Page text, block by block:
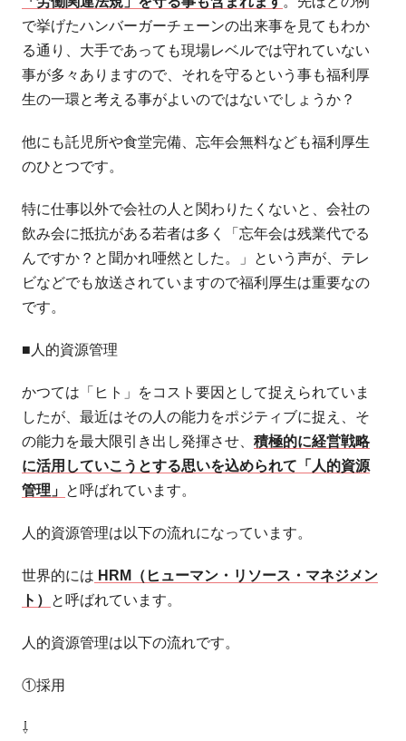
で挙げたハンバーガーチェーンの出来事を見てもわか
る通り、大手であっても現場レベルでは守れていない
事が多々ありますので、それを守るという事も福利厚
生の一環と考える事がよいのではないでしょうか？
他にも託児所や食堂完備、忘年会無料なども福利厚生
のひとつです。
特に仕事以外で会社の人と関わりたくないと、会社の
飲み会に抵抗がある若者は多く「忘年会は残業代でる
んですか？と聞かれ唖然とした。」という声が、テレ
ビなどでも放送されていますので福利厚生は重要なの
です。
■人的資源管理
かつては「ヒト」をコスト要因として捉えられていま
したが、最近はその人の能力をポジティブに捉え、そ
の能力を最大限引き出し発揮させ、積極的に経営戦略
に活用していこうとする思いを込められて「人的資源
管理」 と呼ばれています。
人的資源管理は以下の流れになっています。
世界的には HRM（ヒューマン・リソース・マネジメン
ト） と呼ばれています。
人的資源管理は以下の流れです。
①採用
⇩